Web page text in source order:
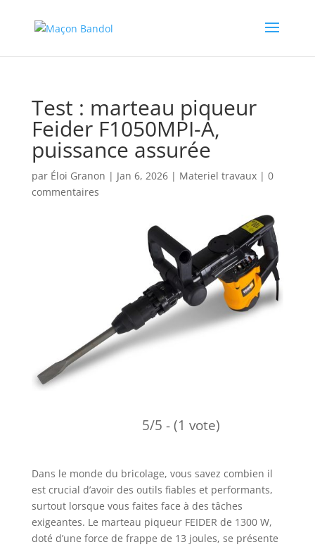
Test : marteau piqueur
Feider F1050MPI-A,
puissance assurée
par Éloi Granon | Jan 6, 2026| Materiel travaux| 0
commentaires
5/5 - (1 vote)
Dans le monde du bricolage, vous savez combien il
est crucial d’avoir des outils fiables et performants,
surtout lorsque vous faites face à des tâches
exigeantes. Le marteau piqueur FEIDER de 1300 W,
doté d’une force de frappe de 13 joules, se présente